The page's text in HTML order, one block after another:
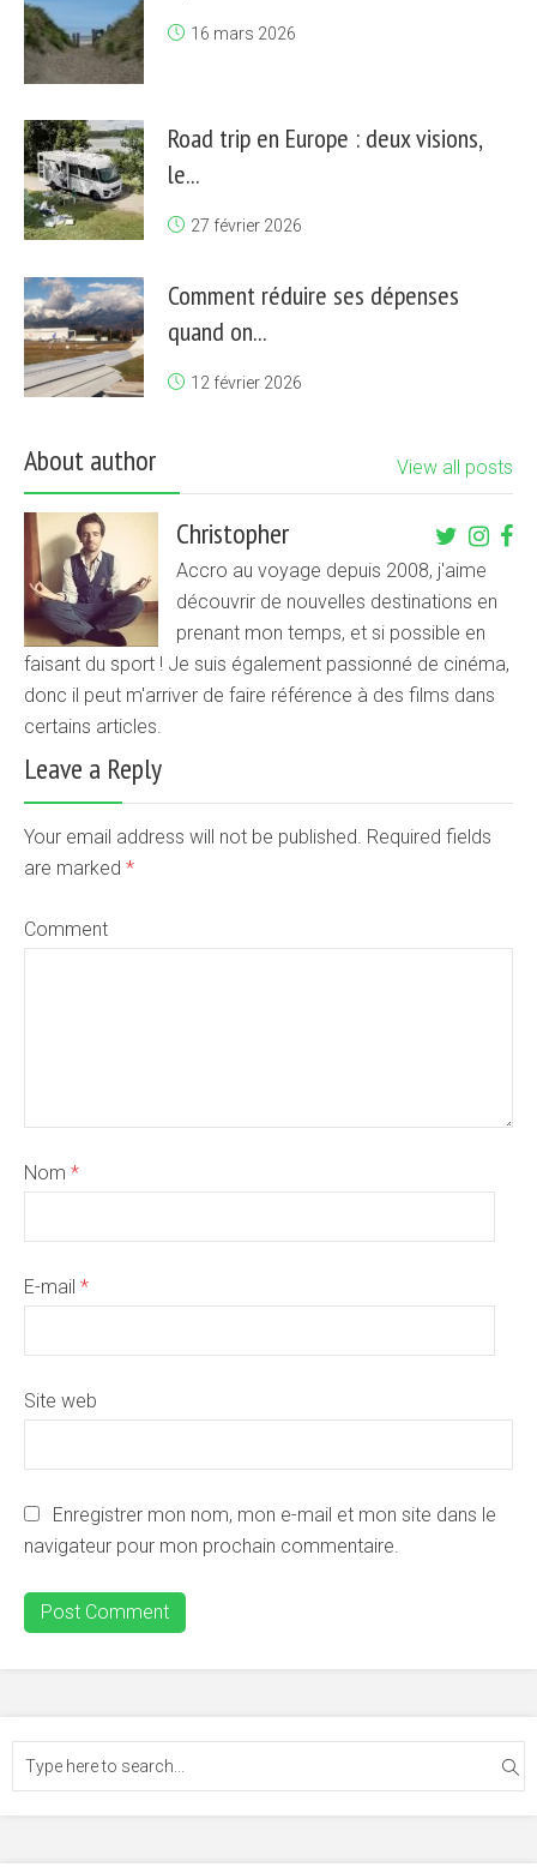
16 mars 2026
Road trip en Europe : deux visions,
le...
27 février 2026
Comment réduire ses dépenses
quand on...
12 février 2026
About author View all posts
Christopher
Accro au voyage depuis 2008, j'aime
découvrir de nouvelles destinations en
prenant mon temps, et si possible en
faisant du sport ! Je suis également passionné de cinéma,
donc il peut m'arriver de faire référence à des films dans
certains articles.
Leave a Reply
Your email address will not be published. Required fields
are marked *
Comment
Nom *
E-mail *
Site web
Enregistrer mon nom, mon e-mail et mon site dans le
navigateur pour mon prochain commentaire.